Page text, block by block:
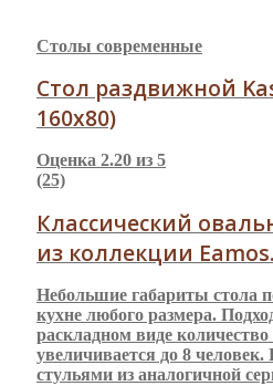
Столы современные
Стол раздвижной
160х80)
Оценка 2.20 из 5
(25)
Классический
из коллекции Eamos.
Небольшие габариты стола
кухне любого размера.
раскладном виде
увеличивается до 8
стульями из аналогичной